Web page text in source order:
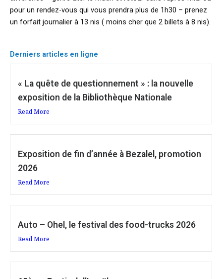
pour un rendez-vous qui vous prendra plus de 1h30 – prenez
un forfait journalier à 13 nis ( moins cher que 2 billets à 8 nis).
Derniers articles en ligne
« La quête de questionnement » : la nouvelle
exposition de la Bibliothèque Nationale
Read More
Exposition de fin d’année à Bezalel, promotion
2026
Read More
Auto – Ohel, le festival des food-trucks 2026
Read More